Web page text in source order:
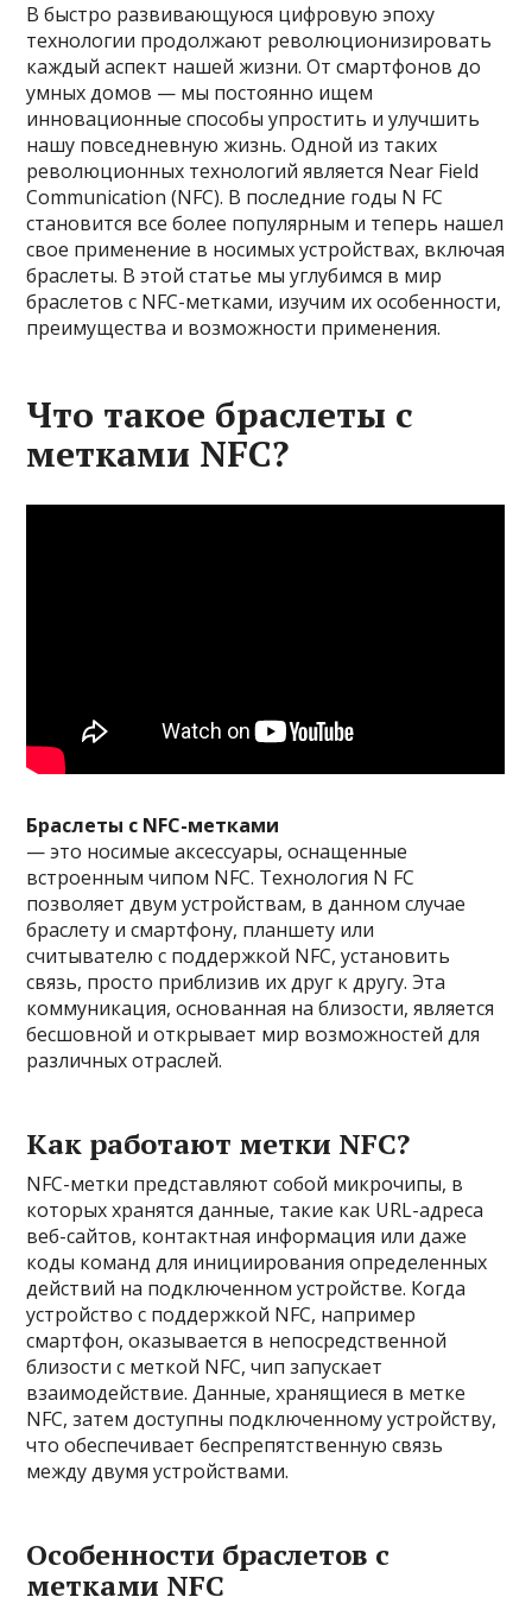
В быстро развивающуюся цифровую эпоху
технологии продолжают революционизировать
каждый аспект нашей жизни. От смартфонов до
умных домов — мы постоянно ищем
инновационные способы упростить и улучшить
нашу повседневную жизнь. Одной из таких
революционных технологий является Near Field
Communication (NFC). В последние годы N FC
становится все более популярным и теперь нашел
свое применение в носимых устройствах, включая
браслеты. В этой статье мы углубимся в мир
браслетов с NFC-метками, изучим их особенности,
преимущества и возможности применения.
Что такое браслеты с
метками NFC?
Браслеты с NFC-метками
— это носимые аксессуары, оснащенные
встроенным чипом NFC. Технология N FC
позволяет двум устройствам, в данном случае
браслету и смартфону, планшету или
считывателю с поддержкой NFC, установить
связь, просто приблизив их друг к другу. Эта
коммуникация, основанная на близости, является
бесшовной и открывает мир возможностей для
различных отраслей.
Как работают метки NFC?
NFC-метки представляют собой микрочипы, в
которых хранятся данные, такие как URL-адреса
веб-сайтов, контактная информация или даже
коды команд для инициирования определенных
действий на подключенном устройстве. Когда
устройство с поддержкой NFC, например
смартфон, оказывается в непосредственной
близости с меткой NFC, чип запускает
взаимодействие. Данные, хранящиеся в метке
NFC, затем доступны подключенному устройству,
что обеспечивает беспрепятственную связь
между двумя устройствами.
Особенности браслетов с
метками NFC